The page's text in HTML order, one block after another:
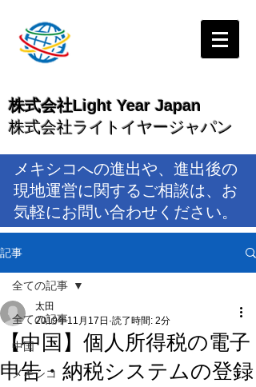
株式会社Light Year Japan
株式会社ライトイヤージャパン
メキシコへの進出や、進出後の
現地運営に関するご相談は、お
気軽にお問い合わせください。
記事
全ての記事
中国
メキシコ
全ての記事
【中国】個人所得税の電子
申告・納税システムの登録
太田
2019年11月17日 読了時間: 2分